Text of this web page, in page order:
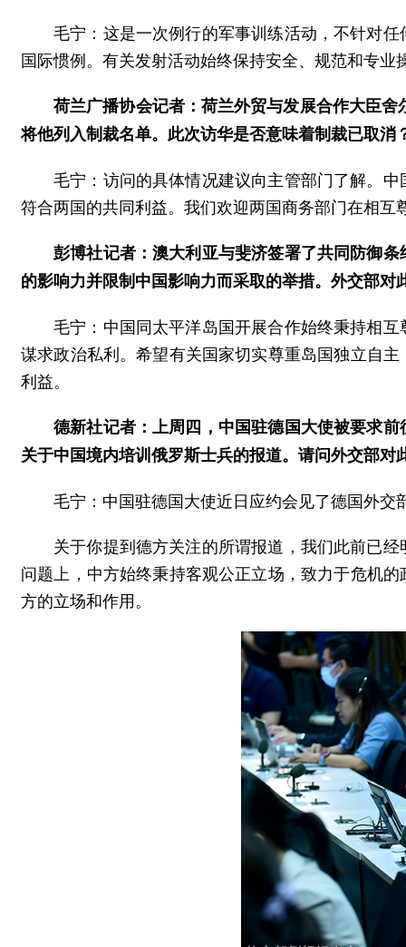
毛宁：这是一次例行的军事训练活动，不针对
国际惯例。有关发射活动始终保持安全、规范和专
荷兰广播协会记者：荷兰外贸与发展合作大臣
将他列入制裁名单。此次访华是否意味着制裁已取消
毛宁：访问的具体情况建议向主管部门了解。
符合两国的共同利益。我们欢迎两国商务部门在相
彭博社记者：澳大利亚与斐济签署了共同防御
的影响力并限制中国影响力而采取的举措。外交部对
毛宁：中国同太平洋岛国开展合作始终秉持相
谋求政治私利。希望有关国家切实尊重岛国独立自
利益。
德新社记者：上周四，中国驻德国大使被要求
关于中国境内培训俄罗斯士兵的报道。请问外交部
毛宁：中国驻德国大使近日应约会见了德国外
关于你提到德方关注的所谓报道，我们此前已
问题上，中方始终秉持客观公正立场，致力于危机
方的立场和作用。